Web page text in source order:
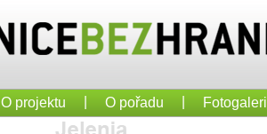
O projektu O pořadu